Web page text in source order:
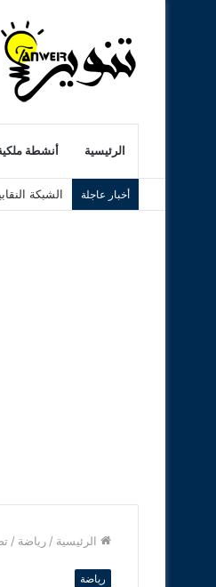
الرئيسية أنشطة
أخبار عاجلة الشبكة
الرئيسية / رياضة / تصفيات
رياضة